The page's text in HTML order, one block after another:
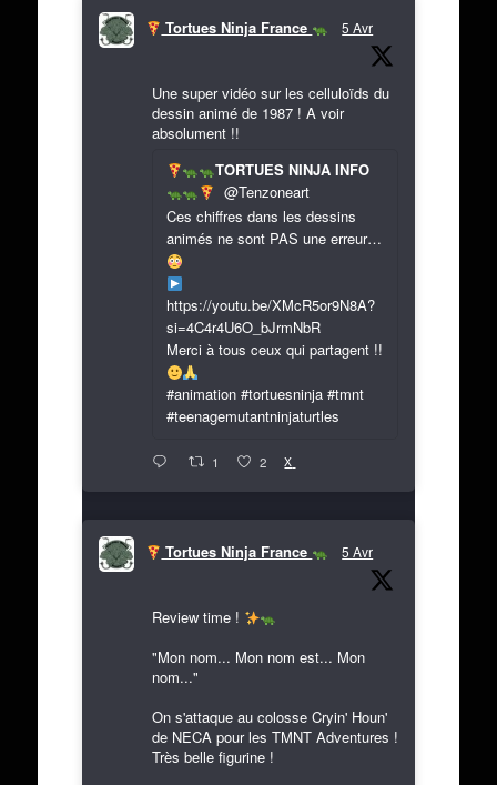
Tortues Ninja France 5 Avr
Une super vidéo sur les celluloïds du
dessin animé de 1987 ! A voir
absolument !!
TORTUES NINJA INFO
@Tenzoneart
Ces chiffres dans les dessins
animés ne sont PAS une erreur…
https://youtu.be/XMcR5or9N8A?
si=4C4r4U6O_bJrmNbR
Merci à tous ceux qui partagent !!
#animation #tortuesninja #tmnt
#teenagemutantninjaturtles
1 2 X
Tortues Ninja France 5 Avr
Review time !
"Mon nom... Mon nom est... Mon
nom..."
On s'attaque au colosse Cryin' Houn'
de NECA pour les TMNT Adventures !
Très belle figurine !